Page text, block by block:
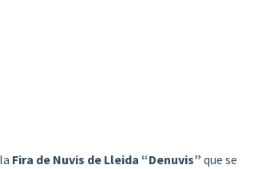
Fira de Nuvis de Lleida “Denuvis” que se